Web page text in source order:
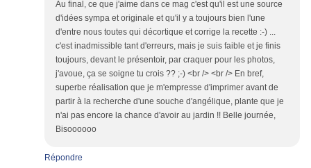
Au final, ce que j'aime dans ce mag c'est qu'il est une source
d'idées sympa et originale et qu'il y a toujours bien l'une
d'entre nous toutes qui décortique et corrige la recette :-) ...
c'est inadmissible tant d'erreurs, mais je suis faible et je finis
toujours, devant le présentoir, par craquer pour les photos,
j'avoue, ça se soigne tu crois ?? ;-) <br /> <br /> En bref,
superbe réalisation que je m'empresse d'imprimer avant de
partir à la recherche d'une souche d'angélique, plante que je
n'ai pas encore la chance d'avoir au jardin !! Belle journée,
Bisoooooo
Répondre